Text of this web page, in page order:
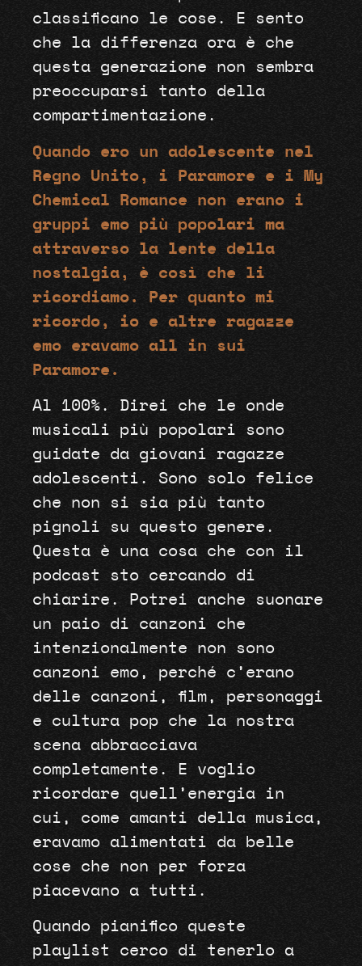
classificano le cose. E sento
che la differenza ora è che
questa generazione non sembra
preoccuparsi tanto della
compartimentazione.
Quando ero un adolescente nel
Regno Unito, i Paramore e i My
Chemical Romance non erano i
gruppi emo più popolari ma
attraverso la lente della
nostalgia, è così che li
ricordiamo. Per quanto mi
ricordo, io e altre ragazze
emo eravamo all in sui
Paramore.
Al 100%. Direi che le onde
musicali più popolari sono
guidate da giovani ragazze
adolescenti. Sono solo felice
che non si sia più tanto
pignoli su questo genere.
Questa è una cosa che con il
podcast sto cercando di
chiarire. Potrei anche suonare
un paio di canzoni che
intenzionalmente non sono
canzoni emo, perché c’erano
delle canzoni, film, personaggi
e cultura pop che la nostra
scena abbracciava
completamente. E voglio
ricordare quell’energia in
cui, come amanti della musica,
eravamo alimentati da belle
cose che non per forza
piacevano a tutti.
Quando pianifico queste
playlist cerco di tenerlo a